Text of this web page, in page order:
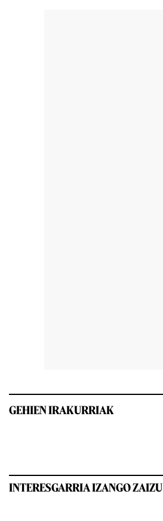
GEHIEN IRAKURRIAK
INTERESGARRIA IZANGO ZAIZU